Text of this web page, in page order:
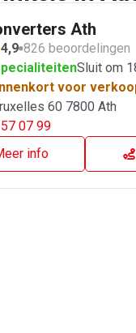
Ath
4,9 826 beoordelingen
Sluit om
voor
60 7800 Ath
07 99
info